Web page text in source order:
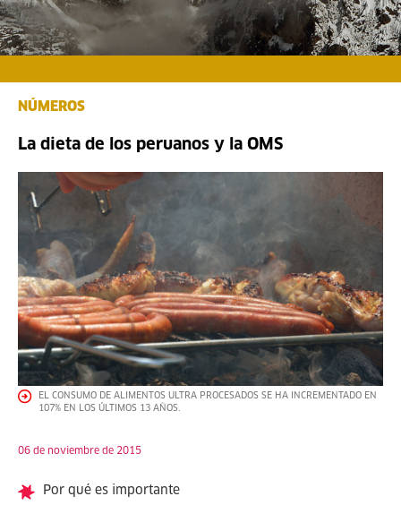
NÚMEROS
La dieta de los peruanos y la OMS
EL CONSUMO DE ALIMENTOS ULTRA PROCESADOS SE HA INCREMENTADO EN
107% EN LOS ÚLTIMOS 13 AÑOS.
06 de noviembre de 2015
Por qué es importante